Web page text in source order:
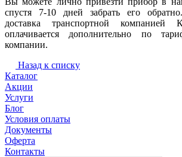
спустя 7-10 дней забрать его
доставка транспортной
оплачивается дополнительно по
компании.
Назад к списку
Каталог
Акции
Услуги
Блог
Условия оплаты
Документы
Оферта
Контакты